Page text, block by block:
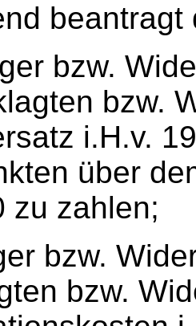
beantragt
bzw.
bzw.
i.H.v.
über
zu zahlen;
bzw.
bzw.